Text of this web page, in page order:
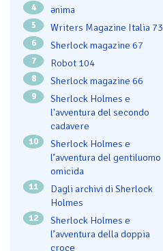
4 ənima
5 Writers Magazine Italia 73
6 Sherlock magazine 67
7 Robot 104
8 Sherlock magazine 66
9
Sherlock Holmes e
l'avventura del secondo
cadavere
10
Sherlock Holmes e
l’avventura del gentiluomo
omicida
11
Dagli archivi di Sherlock
Holmes
12
Sherlock Holmes e
l’avventura della doppia
croce